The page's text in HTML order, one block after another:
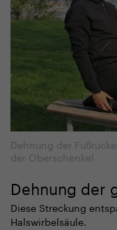
Dehnung der
der Oberschenkel
Dehnung der
Diese Streckung
Halswirbelsäule.